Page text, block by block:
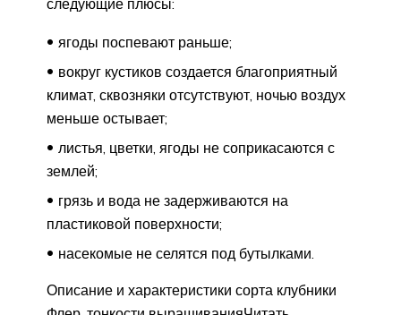
ягоды поспевают раньше;
вокруг кустиков создается благоприятный
климат, сквозняки отсутствуют, ночью воздух
меньше остывает;
листья, цветки, ягоды не соприкасаются с
землей;
грязь и вода не задерживаются на
пластиковой поверхности;
насекомые не селятся под бутылками.
Описание и характеристики сорта клубники